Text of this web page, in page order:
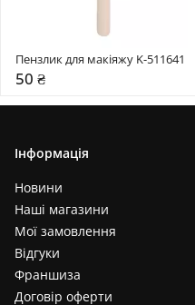
Пензлик для макіяжу K-511641
50 ₴
Інформація
Новини
Наші магазини
Мої замовлення
Відгуки
Франшиза
Договір оферти